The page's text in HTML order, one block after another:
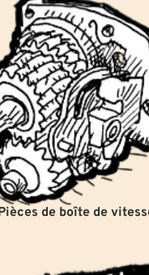
de boîte de